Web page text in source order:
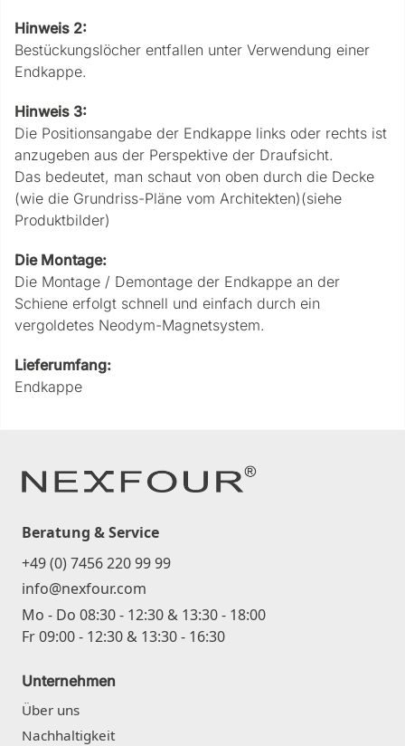
Hinweis 2:
Bestückungslöcher entfallen unter Verwendung einer
Endkappe.
Hinweis 3:
Die Positionsangabe der Endkappe links oder rechts ist
anzugeben aus der Perspektive der Draufsicht.
Das bedeutet, man schaut von oben durch die Decke
(wie die Grundriss-Pläne vom Architekten)(siehe
Produktbilder)
Die Montage:
Die Montage / Demontage der Endkappe an der
Schiene erfolgt schnell und einfach durch ein
vergoldetes Neodym-Magnetsystem.
Lieferumfang:
Endkappe
Beratung & Service
+49 (0) 7456 220 99 99
info@nexfour.com
Mo - Do 08:30 - 12:30 & 13:30 - 18:00
Fr 09:00 - 12:30 & 13:30 - 16:30
Unternehmen
Über uns
Nachhaltigkeit